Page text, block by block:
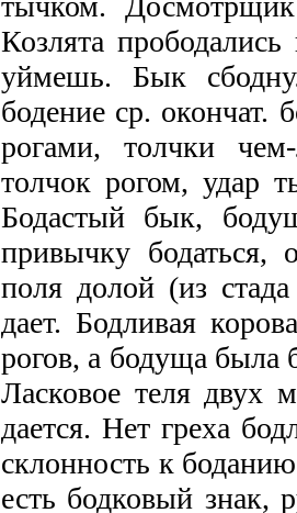
Козлята
уймешь. Бык
бодение ср. окончат.
рогами, толчки
толчок рогом, удар
Бодастый бык,
привычку бодаться,
поля долой (из
дает. Бодливая
рогов, а бодуща была
Ласковое теля двух
дается. Нет греха
склонность к
есть бодковый знак,